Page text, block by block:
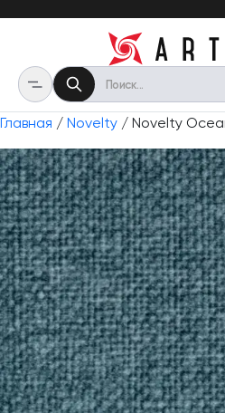
Главная / Novelty / Novelty